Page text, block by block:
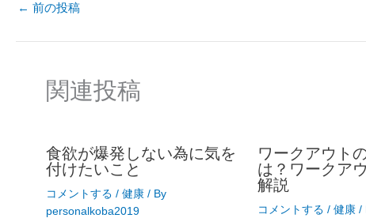
← 前の投稿
関連投稿
食欲が爆発しない為に気を
付けたいこと
コメントする / 健康/ By
personalkoba2019
ワークアウト
は？ワークア
解説
コメントする / 健康/